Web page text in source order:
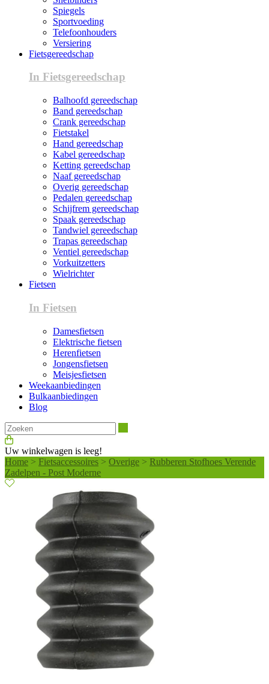
Spiegels
Sportvoeding
Telefoonhouders
Versiering
Fietsgereedschap
In Fietsgereedschap
Balhoofd gereedschap
Band gereedschap
Crank gereedschap
Fietstakel
Hand gereedschap
Kabel gereedschap
Ketting gereedschap
Naaf gereedschap
Overig gereedschap
Pedalen gereedschap
Schijfrem gereedschap
Spaak gereedschap
Tandwiel gereedschap
Trapas gereedschap
Ventiel gereedschap
Vorkuitzetters
Wielrichter
Fietsen
In Fietsen
Damesfietsen
Elektrische fietsen
Herenfietsen
Jongensfietsen
Meisjesfietsen
Weekaanbiedingen
Bulkaanbiedingen
Blog
Uw winkelwagen is leeg!
Home > Fietsaccessoires > Overige > Rubberen Stofhoes Verende
Zadelpen - Post Moderne